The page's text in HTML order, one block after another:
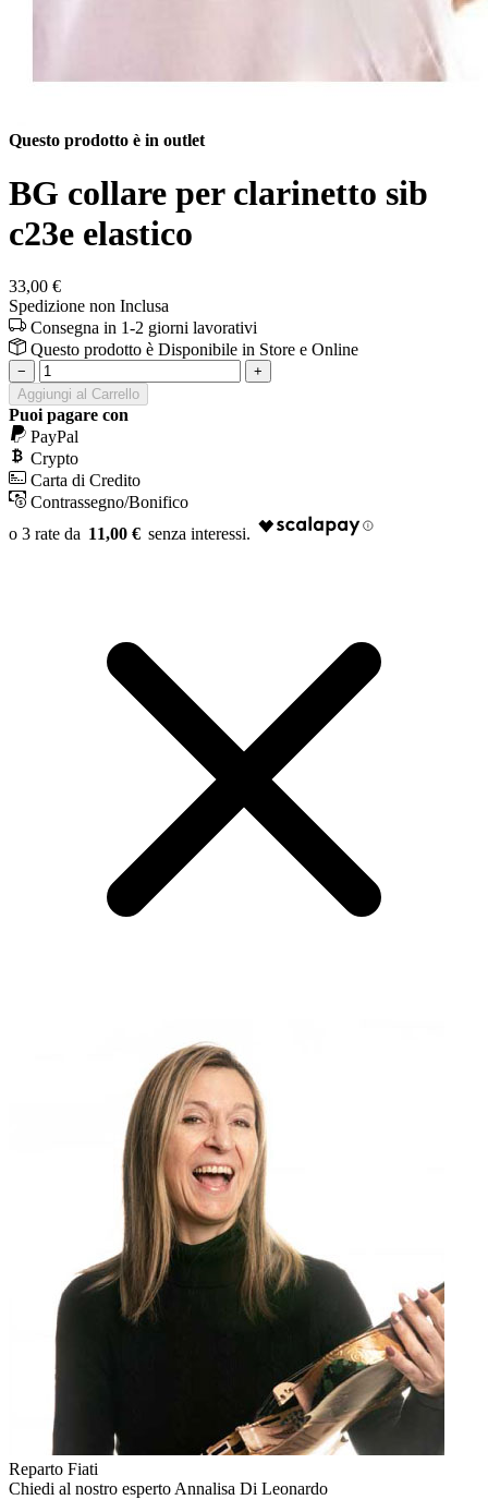
Questo prodotto è in outlet
BG collare per clarinetto sib
c23e elastico
33,00 €
Spedizione non Inclusa
Consegna in 1-2 giorni lavorativi
Questo prodotto è Disponibile in Store e Online
−
+
Aggiungi al Carrello
Puoi pagare con
PayPal
Crypto
Carta di Credito
Contrassegno/Bonifico
11,00 €
Reparto Fiati
Chiedi al nostro espertoAnnalisa Di Leonardo